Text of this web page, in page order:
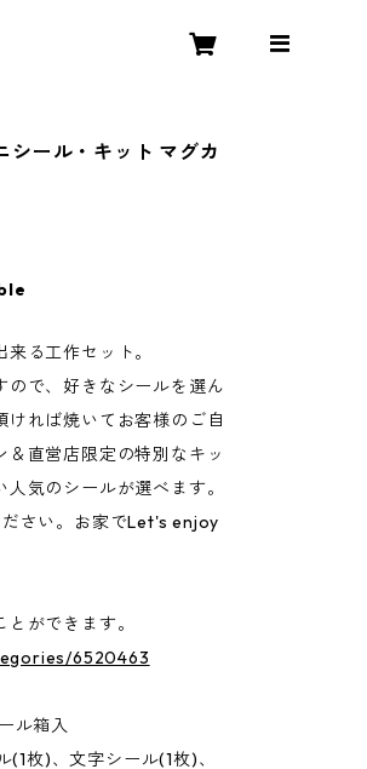
シール・キット マグカ
る工作セット。
で、好きなシールを選ん
ければ焼いてお客様のご自
直営店限定の特別なキッ
気のシールが選べます。
さい。お家でLet's enjoy
ができます。
6520463
ル箱入
枚)、文字シール(1枚)、